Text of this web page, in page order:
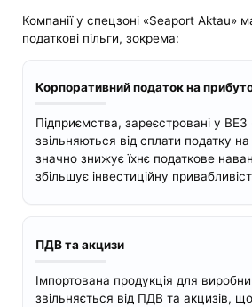
Компанії у спецзоні «Seaport Aktau»
податкові пільги, зокрема:
Корпоративний податок на
Підприємства, зареєстровані у
звільняються від сплати податку
значно знижує їхнє податкове
збільшує інвестиційну
ПДВ та акцизи
Імпортована продукція для
звільняється від ПДВ та акцизів,